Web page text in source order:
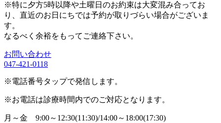
※特に夕方5時以降や土曜日のお約束は大変混み合ってお
り、直近のお日にちでは予約が取りづらい場合がございま
す。
なるべく余裕をもってご連絡下さい。
お問い合わせ
047-421-0118
※電話番号タップで発信します。
※お電話は診療時間内でのご対応となります。
月～金 9:00～12:30(11:30)/14:00～18:00(17:30)